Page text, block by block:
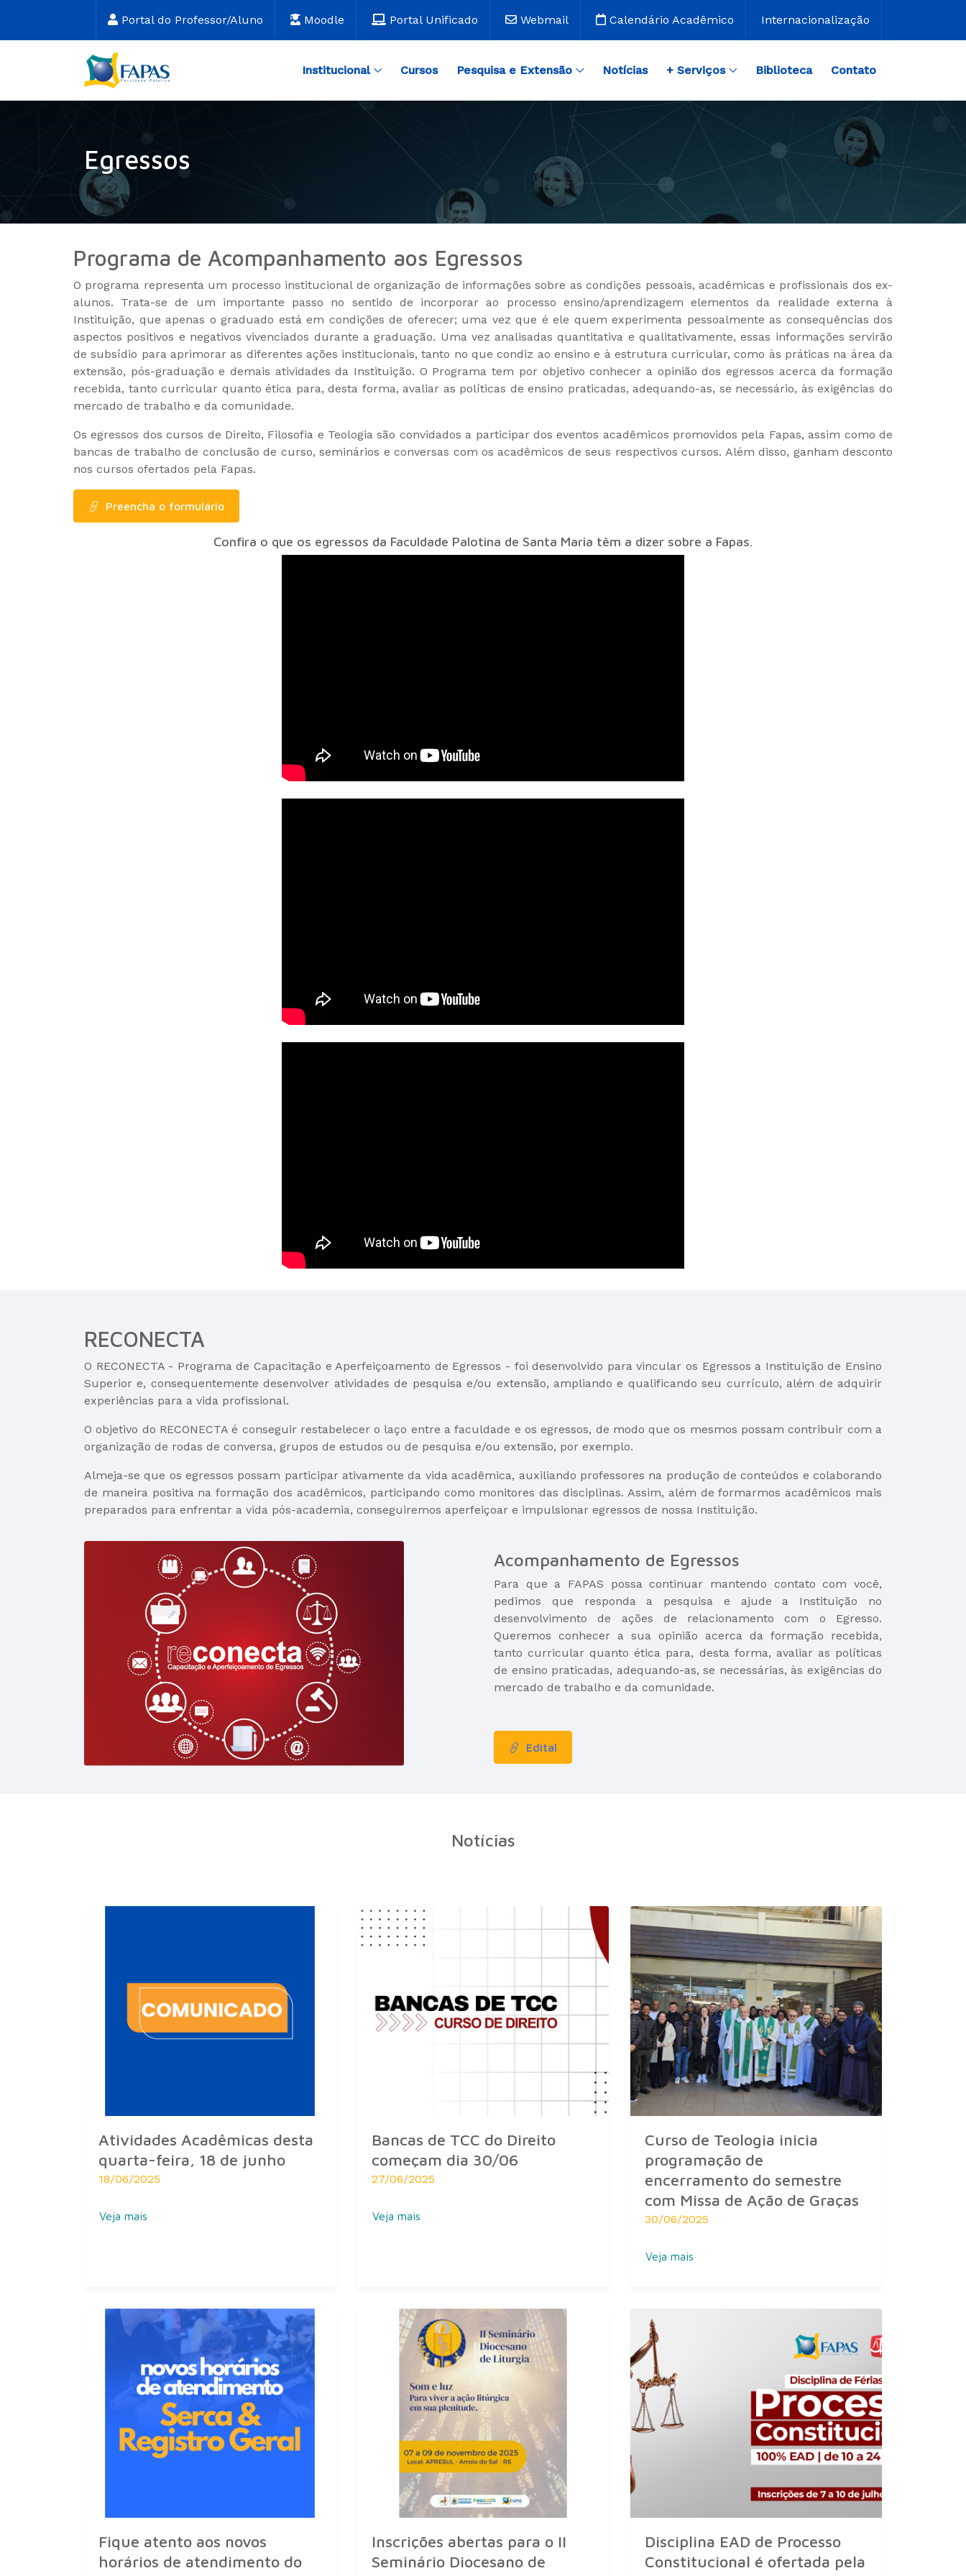
Portal do Professor/Aluno Moodle Portal Unificado Webmail Calendário Acadêmico Internacionalização
Institucional Cursos Pesquisa e Extensão Notícias + Serviços Biblioteca Contato
Egressos
Programa de Acompanhamento aos Egressos
O programa representa um processo institucional de organização de informações sobre as condições pessoais, acadêmicas e profissionais dos ex-
alunos. Trata-se de um importante passo no sentido de incorporar ao processo ensino/aprendizagem elementos da realidade externa à
Instituição, que apenas o graduado está em condições de oferecer; uma vez que é ele quem experimenta pessoalmente as consequências dos
aspectos positivos e negativos vivenciados durante a graduação. Uma vez analisadas quantitativa e qualitativamente, essas informações servirão
de subsídio para aprimorar as diferentes ações institucionais, tanto no que condiz ao ensino e à estrutura curricular, como às práticas na área da
extensão, pós-graduação e demais atividades da Instituição. O Programa tem por objetivo conhecer a opinião dos egressos acerca da formação
recebida, tanto curricular quanto ética para, desta forma, avaliar as políticas de ensino praticadas, adequando-as, se necessário, às exigências do
mercado de trabalho e da comunidade.
Os egressos dos cursos de Direito, Filosofia e Teologia são convidados a participar dos eventos acadêmicos promovidos pela Fapas, assim como de
bancas de trabalho de conclusão de curso, seminários e conversas com os acadêmicos de seus respectivos cursos. Além disso, ganham desconto
nos cursos ofertados pela Fapas.
Preencha o formulário
Confira o que os egressos da Faculdade Palotina de Santa Maria têm a dizer sobre a Fapas.
RECONECTA
O RECONECTA - Programa de Capacitação e Aperfeiçoamento de Egressos - foi desenvolvido para vincular os Egressos a Instituição de Ensino
Superior e, consequentemente desenvolver atividades de pesquisa e/ou extensão, ampliando e qualificando seu currículo, além de adquirir
experiências para a vida profissional.
O objetivo do RECONECTA é conseguir restabelecer o laço entre a faculdade e os egressos, de modo que os mesmos possam contribuir com a
organização de rodas de conversa, grupos de estudos ou de pesquisa e/ou extensão, por exemplo.
Almeja-se que os egressos possam participar ativamente da vida acadêmica, auxiliando professores na produção de conteúdos e colaborando
de maneira positiva na formação dos acadêmicos, participando como monitores das disciplinas. Assim, além de formarmos acadêmicos mais
preparados para enfrentar a vida pós-academia, conseguiremos aperfeiçoar e impulsionar egressos de nossa Instituição.
Acompanhamento de Egressos
Para que a FAPAS possa continuar mantendo contato com você,
pedimos que responda a pesquisa e ajude a Instituição no
desenvolvimento de ações de relacionamento com o Egresso.
Queremos conhecer a sua opinião acerca da formação recebida,
tanto curricular quanto ética para, desta forma, avaliar as políticas
de ensino praticadas, adequando-as, se necessárias, às exigências do
mercado de trabalho e da comunidade.
Edital
Notícias
Atividades Acadêmicas desta
quarta-feira, 18 de junho
18/06/2025
Veja mais
Bancas de TCC do Direito
começam dia 30/06
27/06/2025
Veja mais
Curso de Teologia inicia
programação de
encerramento do semestre
com Missa de Ação de Graças
30/06/2025
Veja mais
Fique atento aos novos
horários de atendimento do
Inscrições abertas para o II
Seminário Diocesano de
Disciplina EAD de Processo
Constitucional é ofertada pela